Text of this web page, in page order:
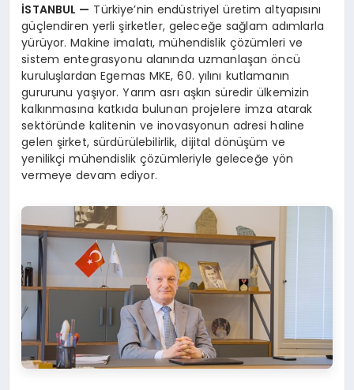
İSTANBUL — Türkiye’nin endüstriyel üretim altyapısını
güçlendiren yerli şirketler, geleceğe sağlam adımlarla
yürüyor. Makine imalatı, mühendislik çözümleri ve
sistem entegrasyonu alanında uzmanlaşan öncü
kuruluşlardan Egemas MKE, 60. yılını kutlamanın
gururunu yaşıyor. Yarım asrı aşkın süredir ülkemizin
kalkınmasına katkıda bulunan projelere imza atarak
sektöründe kalitenin ve inovasyonun adresi haline
gelen şirket, sürdürülebilirlik, dijital dönüşüm ve
yenilikçi mühendislik çözümleriyle geleceğe yön
vermeye devam ediyor.